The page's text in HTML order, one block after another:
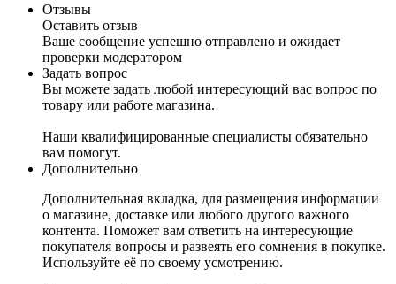
Отзывы
Оставить отзыв
Ваше сообщение успешно отправлено и ожидает
проверки модератором
Задать вопрос
Вы можете задать любой интересующий вас вопрос по
товару или работе магазина.
Наши квалифицированные специалисты обязательно
вам помогут.
Дополнительно
Дополнительная вкладка, для размещения информации
о магазине, доставке или любого другого важного
контента. Поможет вам ответить на интересующие
покупателя вопросы и развеять его сомнения в покупке.
Используйте её по своему усмотрению.